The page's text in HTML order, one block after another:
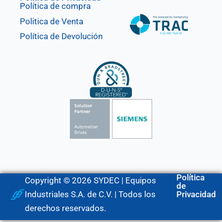
Política de compra
Politica de Venta
Política de Devolución
Copyright © 2026 SYDEC | Equipos
Industriales S.A. de C.V. | Todos los
derechos reservados.
Política
de
Privacidad